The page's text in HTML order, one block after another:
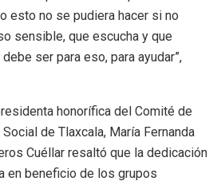
esto no se pudiera hacer si no
sensible, que escucha y que
ser para eso, para ayudar”,
honorífica del Comité de
de Tlaxcala, María Fernanda
Cuéllar resaltó que la dedicación
en beneficio de los grupos